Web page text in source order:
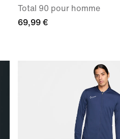
Total 90 pour homme
69,99 €